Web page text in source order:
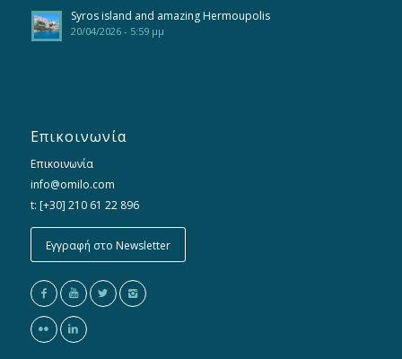
Syros island and amazing Hermoupolis
20/04/2026 - 5:59 μμ
Επικοινωνία
Επικοινωνία
info@omilo.com
t: [+30] 210 61 22 896
Εγγραφή στο Newsletter